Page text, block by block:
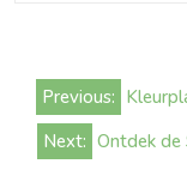
Bericht
navigatie
Previous:
Next: Ontdek de